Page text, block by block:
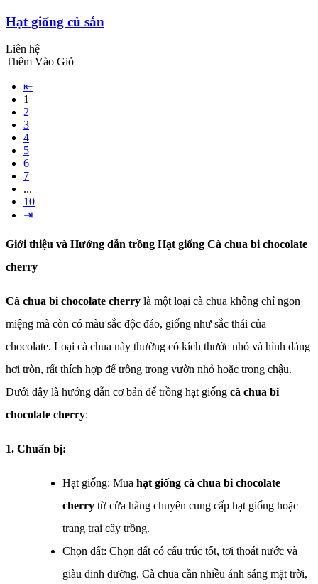
Hạt giống củ sắn
Liên hệ
Thêm Vào Giỏ
⇤
1
2
3
4
5
6
7
...
10
⇥
Giới thiệu và Hướng dẫn trồng Hạt giống Cà chua bi chocolate
cherry
Cà chua bi chocolate cherry là một loại cà chua không chỉ ngon
miệng mà còn có màu sắc độc đáo, giống như sắc thái của
chocolate. Loại cà chua này thường có kích thước nhỏ và hình dáng
hơi tròn, rất thích hợp để trồng trong vườn nhỏ hoặc trong chậu.
Dưới đây là hướng dẫn cơ bản để trồng hạt giống cà chua bi
chocolate cherry:
1. Chuẩn bị:
Hạt giống: Mua hạt giống cà chua bi chocolate
cherry từ cửa hàng chuyên cung cấp hạt giống hoặc
trang trại cây trồng.
Chọn đất: Chọn đất có cấu trúc tốt, tơi thoát nước và
giàu dinh dưỡng. Cà chua cần nhiều ánh sáng mặt trời,